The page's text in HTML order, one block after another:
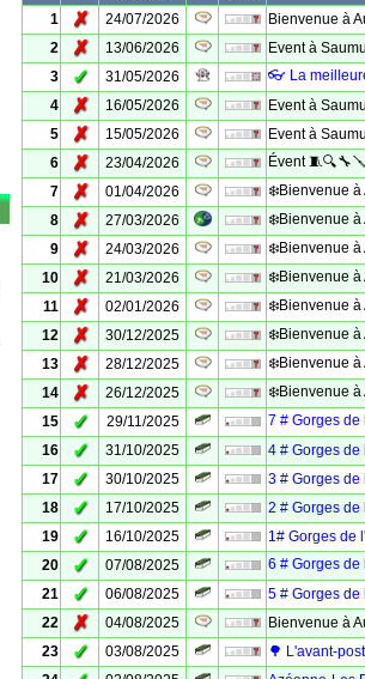
1
✗ 24/07/2026
Bienvenue à
2
✗ 13/06/2026
Event à
3
✓ 31/05/2026
👓 La
4
✗ 16/05/2026
Event à
5
✗ 15/05/2026
Event à
6
✗ 23/04/2026
Évent
7
✗ 01/04/2026
❄️Bienvenue à
8
✗ 27/03/2026
❄️Bienvenue à
9
✗ 24/03/2026
❄️Bienvenue à
10
✗ 21/03/2026
❄️Bienvenue à
11
✗ 02/01/2026
❄️Bienvenue à
12
✗ 30/12/2025
❄️Bienvenue à
13
✗ 28/12/2025
❄️Bienvenue à
14
✗ 26/12/2025
❄️Bienvenue à
15
✓ 29/11/2025
7 # Gorges
16
✓ 31/10/2025
4 # Gorges de
17
✓ 30/10/2025
3 # Gorges de
18
✓ 17/10/2025
2 # Gorges de
19
✓ 16/10/2025
1# Gorges de
20
✓ 07/08/2025
6 # Gorges
21
✓ 06/08/2025
5 # Gorges de
22
✗ 04/08/2025
Bienvenue à
23
✓ 03/08/2025
🌳 L'avant-